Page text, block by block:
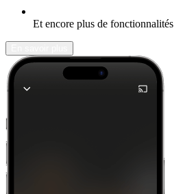
Et encore plus de fonctionnalités